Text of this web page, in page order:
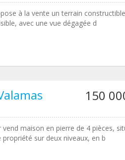
à la vente un terrain
avec une vue dégagée d
150
maison en pierre de 4 pièces,
sur deux niveaux, en b